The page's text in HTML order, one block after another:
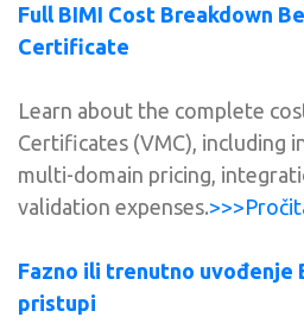
Full BIMI Cost Breakdown
Certificate
Learn about the complete
Certificates (VMC), including
multi-domain pricing,
validation expenses.
Fazno ili trenutno uvođenje
pristupi